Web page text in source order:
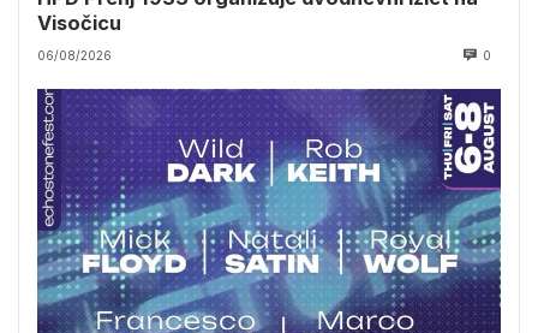
Visočicu
06/08/2026 0